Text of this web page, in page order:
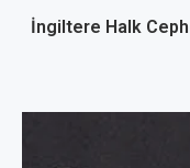
İngiltere Halk